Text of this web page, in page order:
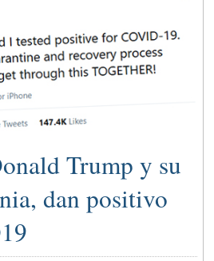
Trump y su
dan positivo